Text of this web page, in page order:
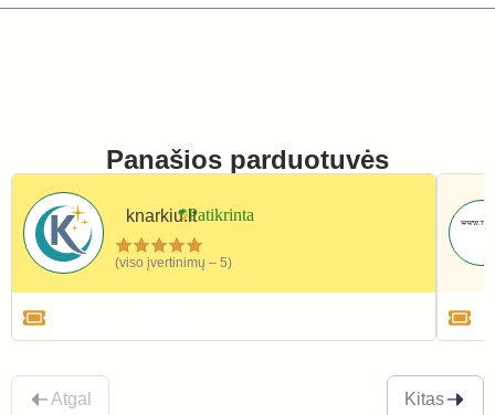
Panašios parduotuvės
knarkiu.lt
(viso įvertinimų – 5)
Atgal Kitas